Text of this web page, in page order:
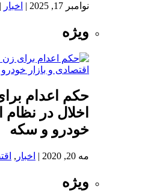
نوامبر 17, 2025 | اخبار |
ویژه
حکم اعدام
اخلال در نظام
خودرو و سکه
مه 20, 2020 | اخبار ,
ویژه